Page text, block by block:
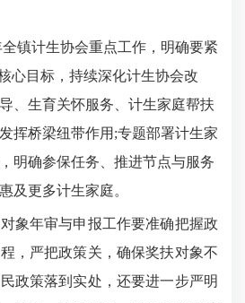
计生协会重点工作，明确要紧
心目标，持续深化计生协会改
、生育关怀服务、计生家庭帮扶
挥桥梁纽带作用;专题部署计生家
明确参保任务、推进节点与服务
及更多计生家庭。
年审与申报工作要准确把握政
，严把政策关，确保奖扶对象不
政策落到实处，还要进一步严明